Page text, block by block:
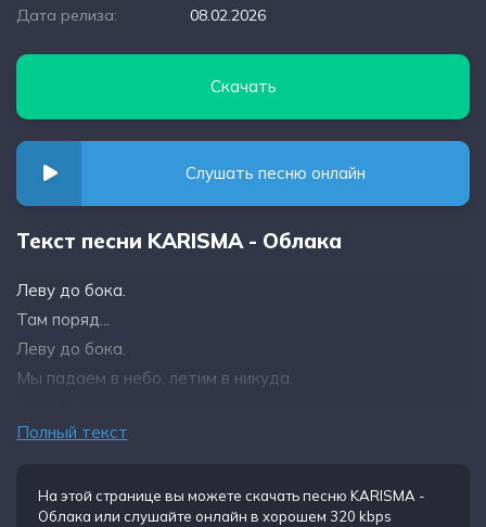
Дата релиза:
08.02.2026
Скачать
Слушать песню онлайн
Текст песни KARISMA - Облака
Леву до бока.
Там поряд...
Леву до бока.
Мы падаем в небо, летим в никуда.
Тебя отпускаю, но не навсегда.
Полный текст
На этой странице вы можете скачать песню KARISMA -
Облака или слушайте онлайн в хорошем 320 kbps